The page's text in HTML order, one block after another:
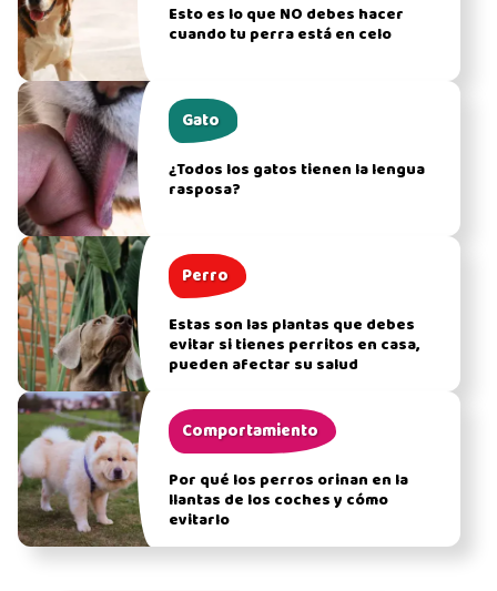
Esto es lo que NO debes hacer
cuando tu perra está en celo
Gato
¿Todos los gatos tienen la lengua
rasposa?
Perro
Estas son las plantas que debes
evitar si tienes perritos en casa,
pueden afectar su salud
Comportamiento
Por qué los perros orinan en la
llantas de los coches y cómo
evitarlo